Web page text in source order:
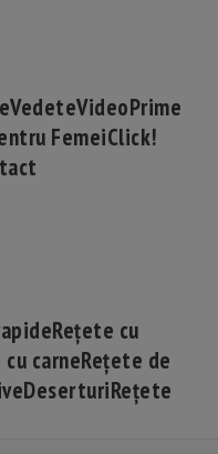
VedeteVideoPrime
FemeiClick!
Rețete cu
carneRețete de
DeserturiRețete